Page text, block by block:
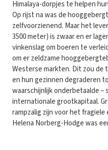
Himalaya-dorpjes te helpen
Op rijst na was de
zelfvoorzienend. Maar het
3500 meter) is zwaar en er
vinkenslag om boeren te
om er zeldzame
Westerse markten. Dit zou de
en hun gezinnen degraderen
waarschijnlijk onderbetaalde –
internationale grootkapitaal.
rampzalig zijn voor het fragiele
Helena Norberg-Hodge was